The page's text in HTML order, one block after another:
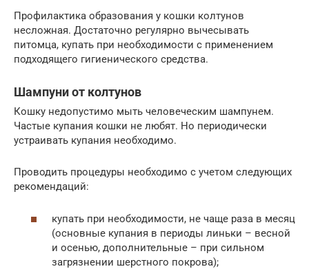
Профилактика образования у кошки колтунов
несложная. Достаточно регулярно вычесывать
питомца, купать при необходимости с применением
подходящего гигиенического средства.
Шампуни от колтунов
Кошку недопустимо мыть человеческим шампунем.
Частые купания кошки не любят. Но периодически
устраивать купания необходимо.
Проводить процедуры необходимо с учетом следующих
рекомендаций:
купать при необходимости, не чаще раза в месяц
(основные купания в периоды линьки – весной
и осенью, дополнительные – при сильном
загрязнении шерстного покрова);